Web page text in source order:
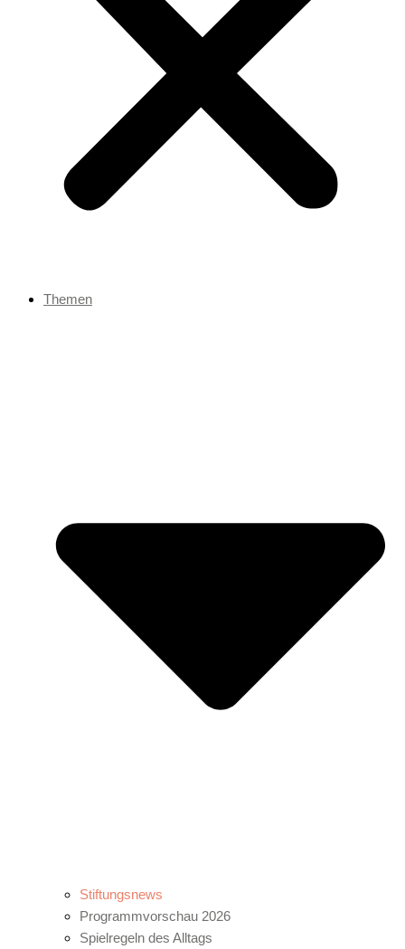
Themen
Stiftungsnews
Programmvorschau 2026
Spielregeln des Alltags